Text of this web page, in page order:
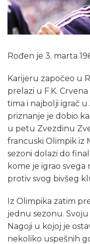
Rođen je 3. marta
Karijeru započeo u
prelazi u F.K.
tima i najbolji igrač
priznanje je dobio
u petu Zvezdinu
francuski Olimpik iz
sezoni dolazi do
kome je igrao
protiv svog bivšeg
Iz Olimpika zatim
jednu sezonu.
Nagoji u kojoj je
nekoliko uspešnih